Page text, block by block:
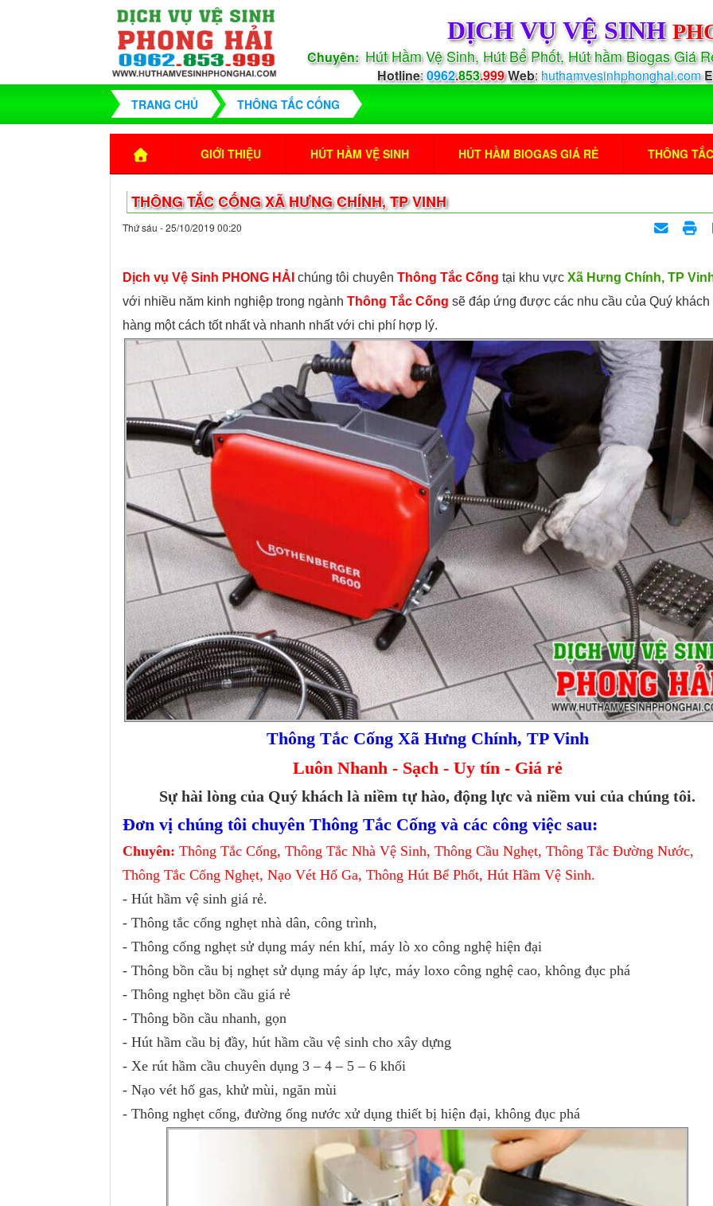
DỊCH VỤ VỆ SINH
Chuyên: Hút Hầm Vệ Sinh, Hút Bể Phốt, Hút hầm Biogas Giá
Hotline:0962.853.999Web: huthamvesinhphonghai.com
TRANG CHỦ THÔNG TẮC CỐNG
GIỚI THIỆU HÚT HẦM VỆ SINH HÚT HẦM BIOGAS GIÁ RẺ THÔNG
THÔNG TẮC CỐNG XÃ HƯNG CHÍNH, TP VINH
Thứ sáu - 25/10/2019 00:20
Dịch vụ Vệ Sinh PHONG HẢI chúng tôi chuyên Thông Tắc Cống tại khu vực Xã Hưng Chính, TP
với nhiều năm kinh nghiệp trong ngành Thông Tắc Cống sẽ đáp ứng được các nhu cầu của Quý khách
hàng một cách tốt nhất và nhanh nhất với chi phí hợp lý.
Thông Tắc Cống Xã Hưng Chính, TP Vinh
Luôn Nhanh - Sạch - Uy tín - Giá rẻ
Sự hài lòng của Quý khách là niềm tự hào, động lực và niềm vui của chúng tôi.
Đơn vị chúng tôi chuyên Thông Tắc Cống và các công việc sau:
Chuyên: Thông Tắc Cống, Thông Tắc Nhà Vệ Sinh, Thông Cầu Nghẹt, Thông Tắc Đường Nước,
Thông Tắc Cống Nghẹt, Nạo Vét Hố Ga, Thông Hút Bể Phốt, Hút Hầm Vệ Sinh.
- Hút hầm vệ sinh giá rẻ.
- Thông tắc cống nghẹt nhà dân, công trình,
- Thông cống nghẹt sử dụng máy nén khí, máy lò xo công nghệ hiện đại
- Thông bồn cầu bị nghẹt sử dụng máy áp lực, máy loxo công nghệ cao, không đục phá
- Thông nghẹt bồn cầu giá rẻ
- Thông bồn cầu nhanh, gọn
- Hút hầm cầu bị đầy, hút hầm cầu vệ sinh cho xây dựng
- Xe rút hầm cầu chuyên dụng 3 – 4 – 5 – 6 khối
- Nạo vét hố gas, khử mùi, ngăn mùi
- Thông nghẹt cống, đường ống nước xử dụng thiết bị hiện đại, không đục phá